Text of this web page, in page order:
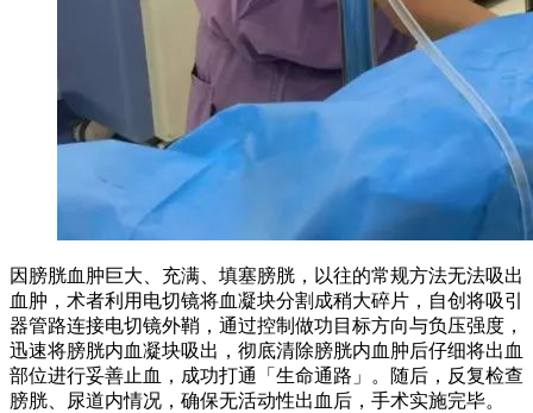
因膀胱血肿巨大、充满、填塞膀胱，以往的常规方法无法吸出
血肿，术者利用电切镜将血凝块分割成稍大碎片，自创将吸引
器管路连接电切镜外鞘，通过控制做功目标方向与负压强度，
迅速将膀胱内血凝块吸出，彻底清除膀胱内血肿后仔细将出血
部位进行妥善止血，成功打通「生命通路」。随后，反复检查
膀胱、尿道内情况，确保无活动性出血后，手术实施完毕。